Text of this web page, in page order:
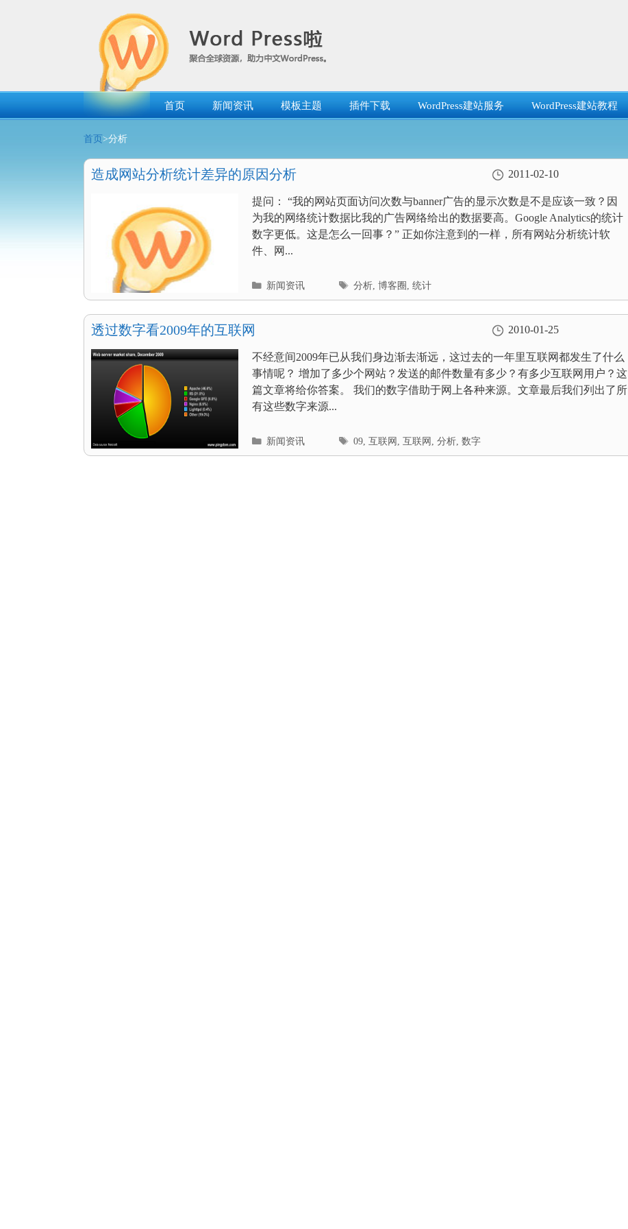
首页 新闻资讯 模板主题 插件下载 WordPress建站服务 WordPress建站教程
首页 >分析
造成网站分析统计差异的原因分析 2011-02-10
提问： “我的网站页面访问次数与banner广告的显示次数是不是应该一致？因
为我的网络统计数据比我的广告网络给出的数据要高。Google Analytics的统计
数字更低。这是怎么一回事？” 正如你注意到的一样，所有网站分析统计软
件、网...
分
类
目
新闻资讯
标
签
分析,博客圈 ,统计
透过数字看2009年的互联网 2010-01-25
不经意间2009年已从我们身边渐去渐远，这过去的一年里互联网都发生了什么
事情呢？ 增加了多少个网站？发送的邮件数量有多少？有多少互联网用户？这
篇文章将给你答案。 我们的数字借助于网上各种来源。文章最后我们列出了所
有这些数字来源...
分
类
新闻资讯
标
签
09,互联网 ,互联网 ,分析,数字